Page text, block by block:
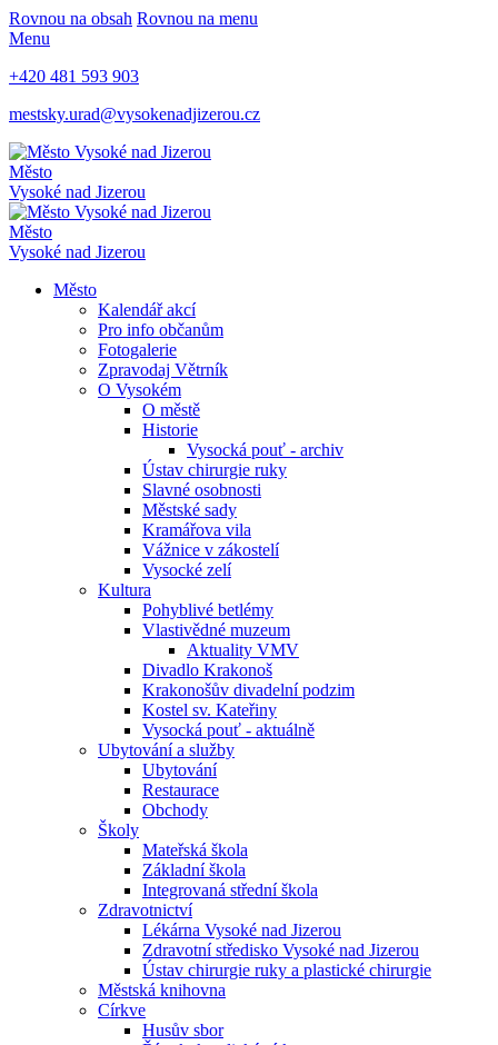
Rovnou na obsah Rovnou na menu
Menu
+420 481 593 903
mestsky.urad@vysokenadjizerou.cz
Město
Vysoké nad Jizerou
Město
Vysoké nad Jizerou
Město
Kalendář akcí
Pro info občanům
Fotogalerie
Zpravodaj Větrník
O Vysokém
O městě
Historie
Vysocká pouť - archiv
Ústav chirurgie ruky
Slavné osobnosti
Městské sady
Kramářova vila
Vážnice v zákostelí
Vysocké zelí
Kultura
Pohyblivé betlémy
Vlastivědné muzeum
Aktuality VMV
Divadlo Krakonoš
Krakonošův divadelní podzim
Kostel sv. Kateřiny
Vysocká pouť - aktuálně
Ubytování a služby
Ubytování
Restaurace
Obchody
Školy
Mateřská škola
Základní škola
Integrovaná střední škola
Zdravotnictví
Lékárna Vysoké nad Jizerou
Zdravotní středisko Vysoké nad Jizerou
Ústav chirurgie ruky a plastické chirurgie
Městská knihovna
Církve
Husův sbor